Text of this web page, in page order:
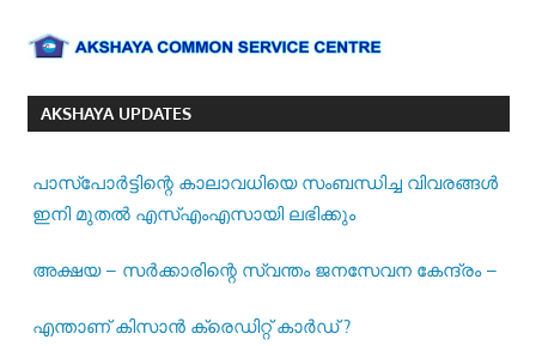
AKSHAYA UPDATES
പാസ്‌പോര്‍ട്ടിന്റെ കാലാവധിയെ സംബന്ധിച്ച വിവരങ്ങള്‍
ഇനി മുതല്‍ എസ്എംഎസായി ലഭിക്കും
അക്ഷയ – സർക്കാരിന്റെ സ്വന്തം ജനസേവന കേന്ദ്രം –
എന്താണ് കിസാൻ ക്രെഡിറ്റ് കാർഡ് ?